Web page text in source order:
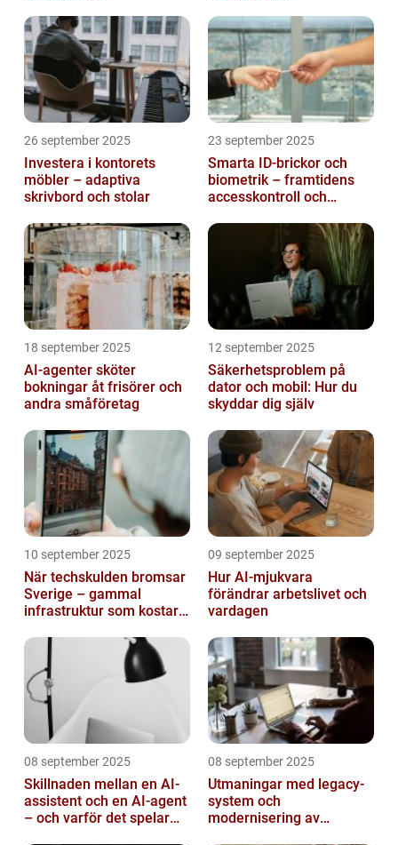
26 september 2025
Investera i kontorets
möbler – adaptiva
skrivbord och stolar
23 september 2025
Smarta ID-brickor och
biometrik – framtidens
accesskontroll och
18 september 2025
AI-agenter sköter
bokningar åt frisörer och
andra småföretag
12 september 2025
Säkerhetsproblem på
dator och mobil: Hur du
skyddar dig själv
10 september 2025
När techskulden bromsar
Sverige – gammal
infrastruktur som kostar
09 september 2025
Hur AI-mjukvara
förändrar arbetslivet och
vardagen
08 september 2025
Skillnaden mellan en AI-
assistent och en AI-agent
– och varför det spelar
08 september 2025
Utmaningar med legacy-
system och
modernisering av